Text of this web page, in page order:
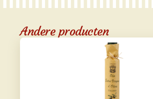
Andere producten